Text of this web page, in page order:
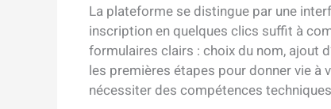
La plateforme se distingue par une
inscription en quelques clics suffit à
formulaires clairs : choix du nom, ajout
les premières étapes pour donner vie à
nécessiter des compétences